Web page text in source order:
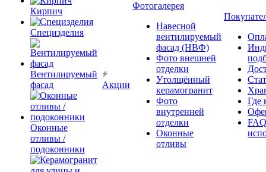
Кирпич
Специзделия
Вентилируемый
фасад
Оконные
отливы /
подоконники
Акции
Фотогалерея
Навесной
вентилируемый
фасад (НВФ)
Фото внешней
отделки
Утолщённый
керамогранит
Фото
внутренней
отделки
Оконные
отливы
Где